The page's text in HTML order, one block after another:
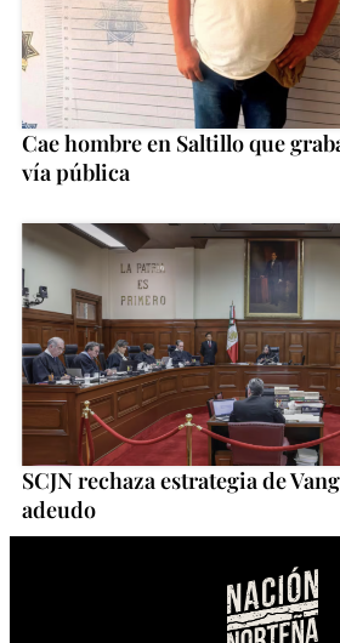
Cae hombre en Saltillo que
vía pública
SCJN rechaza estrategia de
adeudo